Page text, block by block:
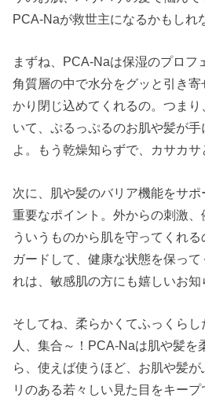
PCA-Naが救世主になるかもしれ
まずね、PCA-Naは保湿のプロフ
角質層の中で水分をグッと引き
かり閉じ込めてくれるの。つま
いて、ぷるっぷるのお肌や髪が
よ。もう乾燥知らずで、カサカサ
次に、肌や髪のバリア機能をサ
重要なポイント。外からの刺激
ういうものから肌を守ってくれ
ガードして、健康な状態を保って
れは、敏感肌の方にも嬉しいお知
そしてね、柔らかくてふっくら
人、集合～！PCA-Naは肌や髪を
ら、使えば使うほど、お肌や髪
リのある若々しい見た目をキープ